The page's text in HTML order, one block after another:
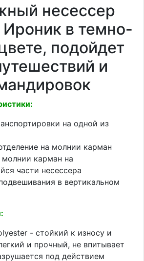
несессер
Ироник в темно-
подойдет
и
на одной из
на молнии карман
карман на
части несессера
в вертикальном
- стойкий к износу и
и прочный, не впитывает
под действием